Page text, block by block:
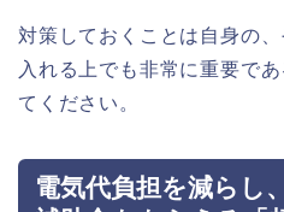
対策しておくことは自身の
入れる上でも非常に重要で
てください。
電気代負担を減らし